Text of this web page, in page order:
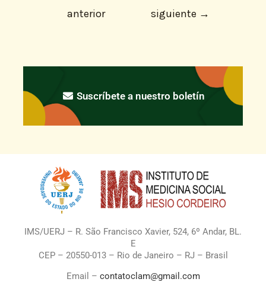
anterior
siguiente →
Suscríbete a nuestro boletín
IMS/UERJ – R. São Francisco Xavier, 524, 6º Andar, BL.
E
CEP – 20550-013 – Rio de Janeiro – RJ – Brasil
Email – contatoclam@gmail.com